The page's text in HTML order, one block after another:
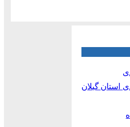
استان گیلان